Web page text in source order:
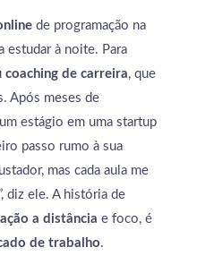
de programação na
estudar à noite. Para
coaching de carreira, que
Após meses de
estágio em uma startup
passo rumo à sua
mas cada aula me
diz ele. A história de
a distância e foco, é
de trabalho.